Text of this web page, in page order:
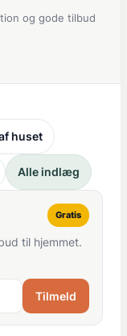
og gode tilbud
huset
Alle indlæg
Gratis
til hjemmet.
Tilmeld